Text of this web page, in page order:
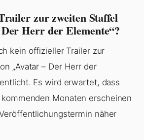
zur zweiten Staffel
Herr der Elemente“?
kein offizieller Trailer zur
„Avatar – Der Herr der
Es wird erwartet, dass
Monaten erscheinen
näher